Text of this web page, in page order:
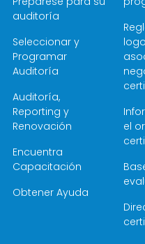
auditoría
Seleccionar y
Programar
Auditoría
Auditoría,
Reporting y
Renovación
Encuentra
Capacitación
Obtener Ayuda
el